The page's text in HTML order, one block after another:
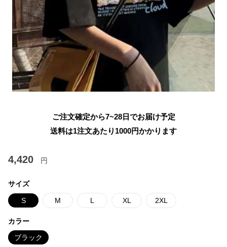
ご注文確定から7~28日でお届け予定
送料は1注文あたり 1000円かかります
4,420 円
サイズ
S M L XL 2XL
カラー
ブラック